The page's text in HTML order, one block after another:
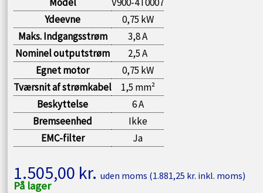
Ydeevne
0,75 kW
Maks. Indgangsstrøm
3,8 A
Nominel outputstrøm
2,5 A
Egnet motor
0,75 kW
Tværsnit af strømkabel
1,5 mm²
Beskyttelse
6 A
Bremseenhed
Ikke
EMC-filter
Ja
1.505,00 kr. uden moms (1.881,25 kr. inkl. moms)
På lager